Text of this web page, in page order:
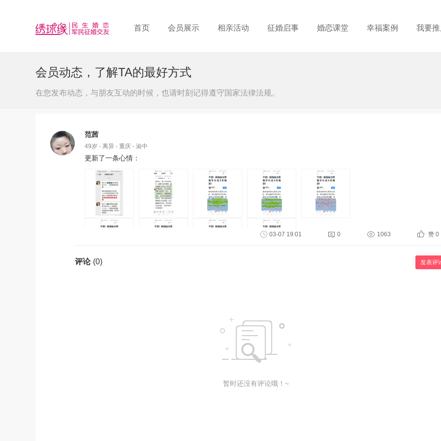
首页 会员展示 相亲活动 征婚启事 婚恋课堂 幸福案例 我要
会员动态，了解TA的最好方式
在您发布动态，与朋友互动的时候，也请时刻记得遵守国家法律法规。
范茜
49岁 - 离异 - 重庆 - 渝中
更新了一条心情：
03-07 19:01 0 1063 赞 0
评论 (0) 发表评
暂时还没有评论哦！~